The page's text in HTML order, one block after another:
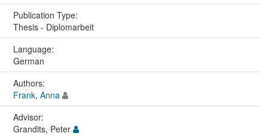
Publication Type:
Thesis - Diplomarbeit
Language:
German
Authors:
Frank, Anna
Advisor:
Grandits, Peter